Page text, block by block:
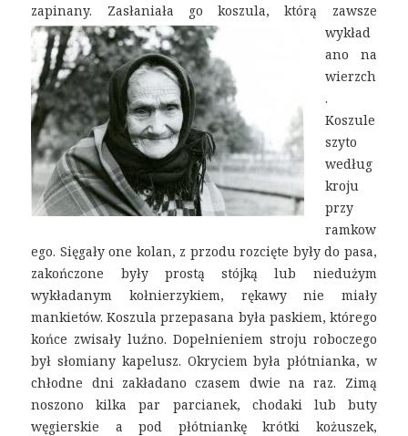
zapinany. Zasłaniała go koszula, którą zawsze
wykład
ano na
wierzch
.
Koszule
szyto
według
kroju
przy
ramkow
ego. Sięgały one kolan, z przodu rozcięte były do pasa,
zakończone były prostą stójką lub niedużym
wykładanym kołnierzykiem, rękawy nie miały
mankietów. Koszula przepasana była paskiem, którego
końce zwisały luźno. Dopełnieniem stroju roboczego
był słomiany kapelusz. Okryciem była płótnianka, w
chłodne dni zakładano czasem dwie na raz. Zimą
noszono kilka par parcianek, chodaki lub buty
węgierskie a pod płótniankę krótki kożuszek,